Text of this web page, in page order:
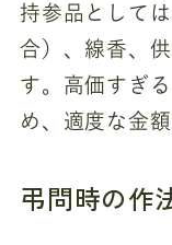
持参品として
合）、線香、
す。高価すぎ
め、適度な金
弔問時の作